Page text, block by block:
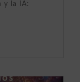
y la IA: